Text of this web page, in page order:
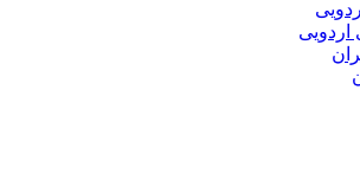
اردویی